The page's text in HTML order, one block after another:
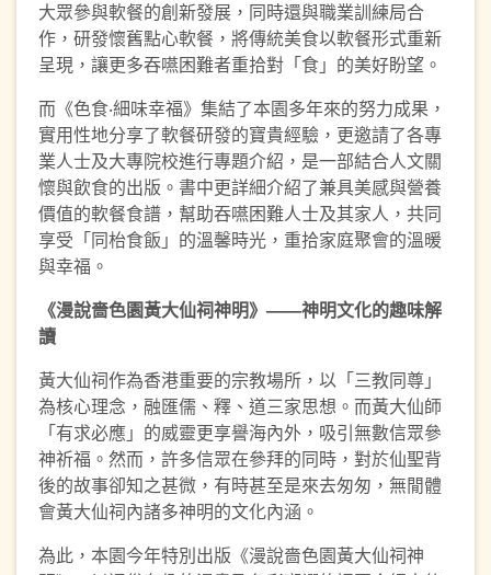
大眾參與軟餐的創新發展，同時還與職業訓練局合
作，研發懷舊點心軟餐，將傳統美食以軟餐形式重新
呈現，讓更多吞嚥困難者重拾對「食」的美好盼望。
而《色食‧細味幸福》集結了本園多年來的努力成果，
實用性地分享了軟餐研發的寶貴經驗，更邀請了各專
業人士及大專院校進行專題介紹，是一部結合人文關
懷與飲食的出版。書中更詳細介紹了兼具美感與營養
價值的軟餐食譜，幫助吞嚥困難人士及其家人，共同
享受「同枱食飯」的溫馨時光，重拾家庭聚會的溫暖
與幸福。
《漫說嗇色園黃大仙祠神明》——神明文化的趣味解
讀
黃大仙祠作為香港重要的宗教場所，以「三教同尊」
為核心理念，融匯儒、釋、道三家思想。而黃大仙師
「有求必應」的威靈更享譽海內外，吸引無數信眾參
神祈福。然而，許多信眾在參拜的同時，對於仙聖背
後的故事卻知之甚微，有時甚至是來去匆匆，無閒體
會黃大仙祠內諸多神明的文化內涵。
為此，本園今年特別出版《漫說嗇色園黃大仙祠神